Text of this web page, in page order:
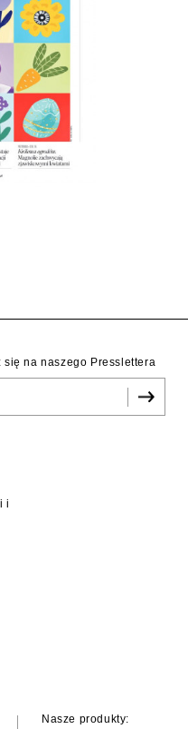
się na naszego Presslettera
i
Nasze produkty: